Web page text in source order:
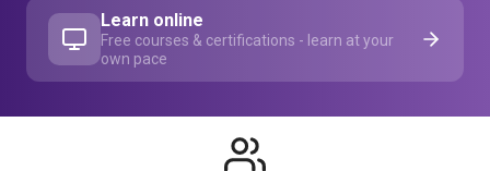
Learn online
Free courses & certifications - learn at your
own pace